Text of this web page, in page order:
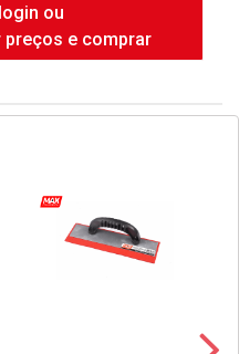
ou
preços e comprar